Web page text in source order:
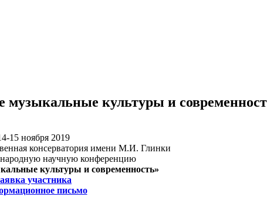
культуры и
15 ноября 2019
консерватория имени М.И. Глинки
научную конференцию
культуры и современность»
участника
письмо